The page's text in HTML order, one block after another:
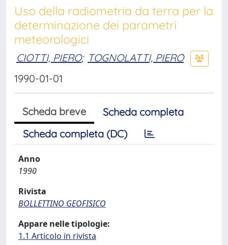
Uso della radiometria da terra per la
determinazione dei parametri
meteorologici
CIOTTI, PIERO; TOGNOLATTI, PIERO
1990-01-01
Scheda breve
Scheda completa
Scheda completa (DC)
Anno
1990
Rivista
BOLLETTINO GEOFISICO
Appare nelle tipologie:
1.1 Articolo in rivista